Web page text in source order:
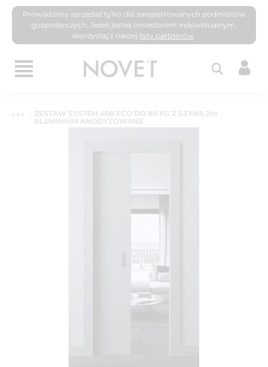
Prowadzimy sprzedaż tylko dla zarejestrowanych podmiotów
gospodarczych. Jeżeli jesteś inwestorem indywidualnym,
skorzystaj z naszej listy partnerów.
ZESTAW SYSTEM 400 ECO DO 80 KG Z SZYNĄ 2m
ALUMINIUM ANODYZOWANE